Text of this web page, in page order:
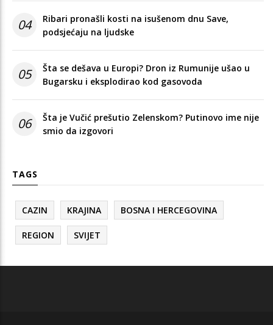
04
Ribari pronašli kosti na isušenom dnu Save,
podsjećaju na ljudske
05
Šta se dešava u Europi? Dron iz Rumunije ušao u
Bugarsku i eksplodirao kod gasovoda
06
Šta je Vučić prešutio Zelenskom? Putinovo ime nije
smio da izgovori
TAGS
CAZIN KRAJINA BOSNA I HERCEGOVINA
REGION SVIJET